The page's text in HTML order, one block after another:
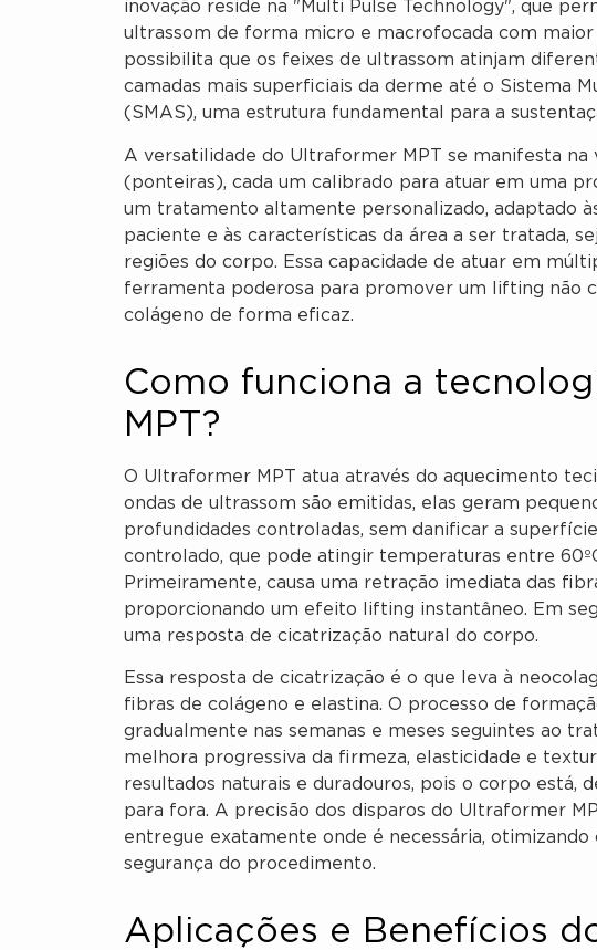
inovação reside na "Multi Pulse Technology", que
ultrassom de forma micro e macrofocada com
possibilita que os feixes de ultrassom atinjam
camadas mais superficiais da derme até o Sistema
(SMAS), uma estrutura fundamental para a
A versatilidade do Ultraformer MPT se manifesta na
(ponteiras), cada um calibrado para atuar em uma
um tratamento altamente personalizado, adaptado
paciente e às características da área a ser tratada,
regiões do corpo. Essa capacidade de atuar em
ferramenta poderosa para promover um lifting não
colágeno de forma eficaz.
Como funciona a
MPT?
O Ultraformer MPT atua através do aquecimento
ondas de ultrassom são emitidas, elas geram
profundidades controladas, sem danificar a
controlado, que pode atingir temperaturas entre
Primeiramente, causa uma retração imediata das
proporcionando um efeito lifting instantâneo. Em
uma resposta de cicatrização natural do corpo.
Essa resposta de cicatrização é o que leva à
fibras de colágeno e elastina. O processo de
gradualmente nas semanas e meses seguintes ao
melhora progressiva da firmeza, elasticidade e
resultados naturais e duradouros, pois o corpo está,
para fora. A precisão dos disparos do Ultraformer
entregue exatamente onde é necessária, otimizando
segurança do procedimento.
Aplicações e Benefícios